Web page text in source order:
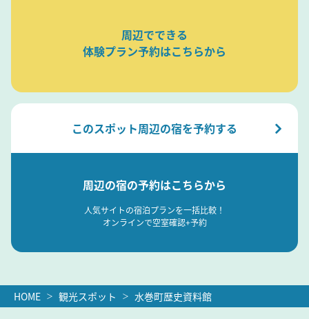
周辺でできる
体験プラン予約はこちらから
このスポット周辺の宿を予約する
周辺の宿の予約はこちらから
人気サイトの宿泊プランを一括比較！
オンラインで空室確認+予約
HOME 観光スポット 水巻町歴史資料館